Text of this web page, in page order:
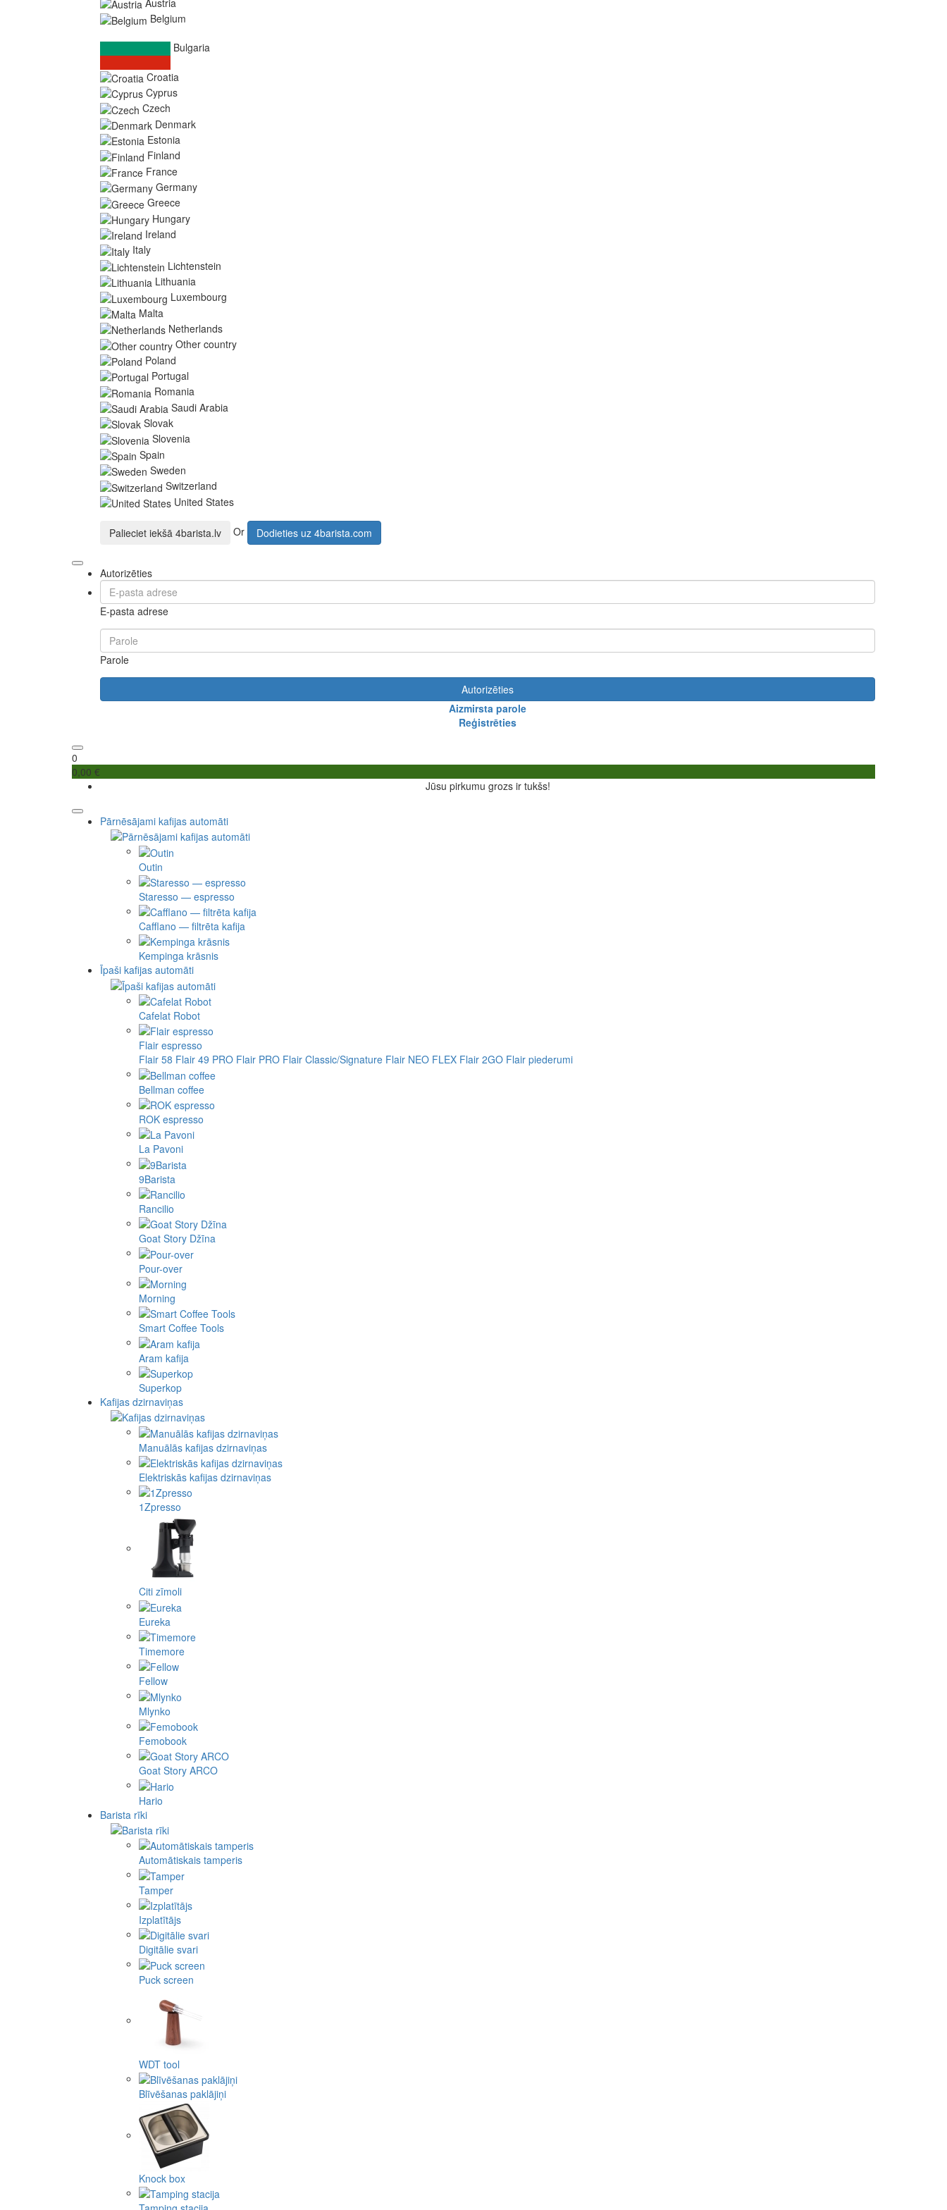
Austria
Belgium
Bulgaria
Croatia
Cyprus
Czech
Denmark
Estonia
Finland
France
Germany
Greece
Hungary
Ireland
Italy
Lichtenstein
Lithuania
Luxembourg
Malta
Netherlands
Other country
Poland
Portugal
Romania
Saudi Arabia
Slovak
Slovenia
Spain
Sweden
Switzerland
United States
Palieciet iekšā 4barista.lv Or Dodieties uz 4barista.com
Autorizēties
E-pasta adrese
Parole
Autorizēties
Aizmirsta parole
Reģistrēties
0
0,00 €
Jūsu pirkumu grozs ir tukšs!
Pārnēsājami kafijas automāti
Outin
Staresso — espresso
Cafflano — filtrēta kafija
Kempinga krāsnis
Īpaši kafijas automāti
Cafelat Robot
Flair espresso
Flair 58 Flair 49 PRO Flair PRO Flair Classic/Signature Flair NEO FLEX Flair 2GO Flair piederumi
Bellman coffee
ROK espresso
La Pavoni
9Barista
Rancilio
Goat Story Džīna
Pour-over
Morning
Smart Coffee Tools
Aram kafija
Superkop
Kafijas dzirnaviņas
Manuālās kafijas dzirnaviņas
Elektriskās kafijas dzirnaviņas
1Zpresso
Citi zīmoli
Eureka
Timemore
Fellow
Mlynko
Femobook
Goat Story ARCO
Hario
Barista rīki
Automātiskais tamperis
Tamper
Izplatītājs
Digitālie svari
Puck screen
WDT tool
Blīvēšanas paklājiņi
Knock box